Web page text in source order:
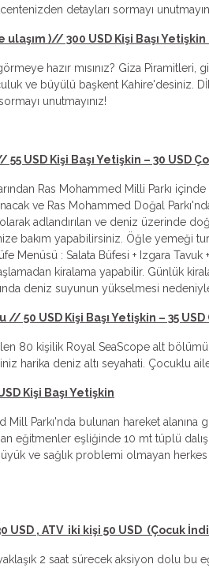
detayları sormayı
)// 300 USD Kişi Başı Yetişkin
hazır mısınız? Giza
ve büyülü başkent Kahire'desiniz.
unutmayınız!
USD Kişi Başı Yetişkin – 30 USD
Ras Mohammed Milli Parkı
ve Ras Mohammed Doğal
adlandırılan ve deniz üzerinde
bakım yapabilirsiniz. Öğle yemeği
Menüsü : Salata Büfesi + Izgara
kiralama yapabilir. Günlük
deniz suyunun yükselmesi
// 50 USD Kişi Başı Yetişkin – 35
80 kişilik Royal SeaScope alt
harika deniz altı seyahati. Çocuklu
Kişi Başı Yetişkin
Parkı'nda bulunan hareket alanına
eğitmenler eşliğinde 10 mt tüplü
ve sağlık problemi olmayan herkes
USD , ATV iki kişi 50 USD (Çocuk
2 saat sürecek aksiyon dolu